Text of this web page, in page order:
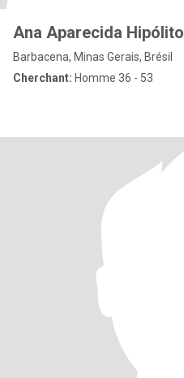
Ana Aparecida Hipólito
Barbacena, Minas Gerais, Brésil
Cherchant: Homme 36 - 53